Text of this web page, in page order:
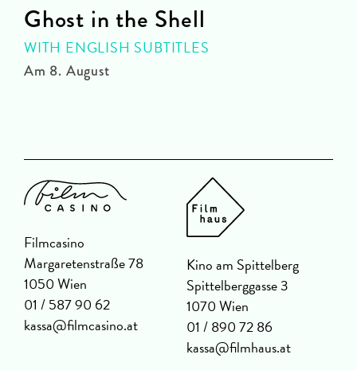
Ghost in the Shell
WITH ENGLISH SUBTITLES
Am 8. August
Filmcasino
Margaretenstraße 78
1050 Wien
01 / 587 90 62
kassa@filmcasino.at
Kino am Spittelberg
Spittelberggasse 3
1070 Wien
01 / 890 72 86
kassa@filmhaus.at